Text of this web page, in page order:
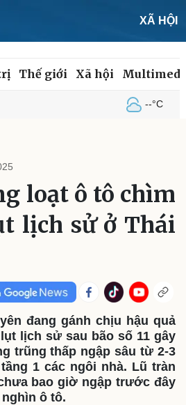
XÃ HỘI
Thế giới Xã hội
--°C
Tin 24h
Dự báo thời tiết
Giáo dục
Dấu ấn VOV
loạt ô tô chìm
lịch sử ở Thái
đang gánh chịu hậu quả
lịch sử sau bão số 11 gây
trũng thấp ngập sâu từ 2-3
1 các ngôi nhà. Lũ tràn
bao giờ ngập trước đây
ô tô.